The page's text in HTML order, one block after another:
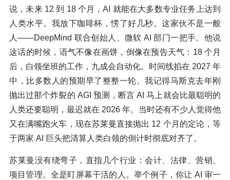
说，未来 12 到 18 个月，AI 就能在大多数专业任务上达到
人类水平。我放下咖啡杯，愣了好几秒。这家伙不是一般
人——DeepMind 联合创始人、微软 AI 部门一把手。他说
这话的时候，语气不像在画饼，倒像在预告天气：18 个月
后，白领坐班的工作，九成会自动化。时间线掐在 2027 年
中，比多数人的预期早了整整一轮。我记得马斯克去年刚
抛出过那个炸裂的 AGI 预测，断言 AI 马上就会比最聪明的
人类还要聪明，最迟就在 2026 年。当时还有不少人觉得他
又在满嘴跑火车，现在苏莱曼直接抛出 12 个月的定论，等
于两家 AI 巨头把清算人类白领的倒计时彻底对齐了。
苏莱曼没有绕弯子，直指几个行业：会计、法律、营销、
项目管理。全是盯屏幕干活的人。举个例子，你让 AI 审一